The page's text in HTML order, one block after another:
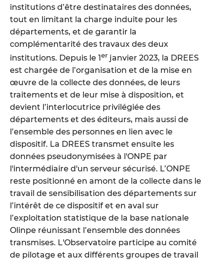
institutions d’être destinataires des données,
tout en limitant la charge induite pour les
départements, et de garantir la
complémentarité des travaux des deux
institutions. Depuis le 1er janvier 2023, la DREES
est chargée de l’organisation et de la mise en
œuvre de la collecte des données, de leurs
traitements et de leur mise à disposition, et
devient l’interlocutrice privilégiée des
départements et des éditeurs, mais aussi de
l’ensemble des personnes en lien avec le
dispositif. La DREES transmet ensuite les
données pseudonymisées à l'ONPE par
l'intermédiaire d'un serveur sécurisé. L’ONPE
reste positionné en amont de la collecte dans le
travail de sensibilisation des départements sur
l’intérêt de ce dispositif et en aval sur
l’exploitation statistique de la base nationale
Olinpe réunissant l’ensemble des données
transmises. L'Observatoire participe au comité
de pilotage et aux différents groupes de travail